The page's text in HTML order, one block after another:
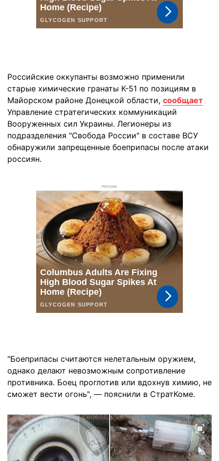
Российские оккупанты возможно применили
старые химические гранаты К-51 по позициям в
Майорском районе Донецкой области, сообщает
Управление стратегических коммуникаций
Вооруженных сил Украины. Легионеры из
подразделения "Свобода России" в составе ВСУ
обнаружили запрещенные боеприпасы после атаки
россиян.
РЕКЛАМА
"Боеприпасы считаются нелетальным оружием,
однако делают невозможным сопротивление
противника. Боец проглотив или вдохнув химию, не
сможет вести огонь", — пояснили в СтратКоме.